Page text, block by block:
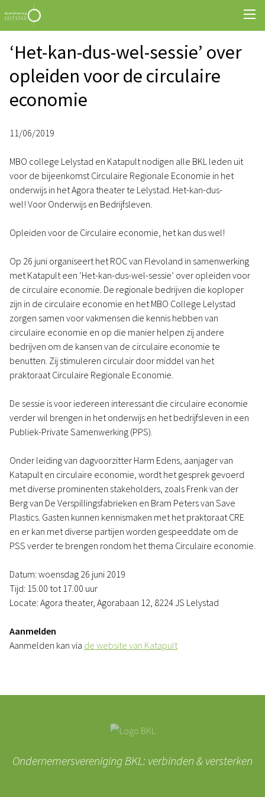
‘Het-kan-dus-wel-sessie’ over
opleiden voor de circulaire
economie
11/06/2019
MBO college Lelystad en Katapult nodigen alle BKL leden uit
voor de bijeenkomst Circulaire Regionale Economie in het
onderwijs in het Agora theater te Lelystad. Het-kan-dus-
wel! Voor Onderwijs en Bedrijfsleven.
Opleiden voor de Circulaire economie, het kan dus wel!
Op 26 juni organiseert het ROC van Flevoland in samenwerking
met Katapult een ‘Het-kan-dus-wel-sessie’ over opleiden voor
de circulaire economie. De regionale bedrijven die koploper
zijn in de circulaire economie en het MBO College Lelystad
zorgen samen voor vakmensen die kennis hebben van
circulaire economie en op die manier helpen zij andere
bedrijven om de kansen van de circulaire economie te
benutten. Zij stimuleren circulair door middel van het
praktoraat Circulaire Regionale Economie.
De sessie is voor iedereen interessant die circulaire economie
verder wil brengen in het onderwijs en het bedrijfsleven in een
Publiek-Private Samenwerking (PPS).
Onder leiding van dagvoorzitter Harm Edens, aanjager van
Katapult en circulaire economie, wordt het gesprek gevoerd
met diverse prominenten stakeholders, zoals Frenk van der
Berg van De Verspillingsfabrieken en Bram Peters van Save
Plastics. Gasten kunnen kennismaken met het praktoraat CRE
en er kan met diverse partijen worden gespeeddate om de
PSS verder te brengen rondom het thema Circulaire economie.
Datum: woensdag 26 juni 2019
Tijd: 15.00 tot 17.00 uur
Locate: Agora theater, Agorabaan 12, 8224 JS Lelystad
Aanmelden
Aanmelden kan via de website van Katapult
Ondernemersvereniging BKL: verbinden & versterken